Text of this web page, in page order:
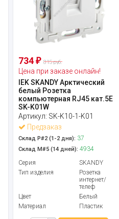
734₽ 815 руб.
Цена при заказе онлайн!
IEK SKANDY Арктический
белый Розетка
компьютерная RJ45 кат.5E
SK-K01W
Артикул: SK-K10-1-K01
Предзаказ
Склад Р#2 (1-2 дня): 37
Склад М#5 (14 дней): 4934
Серия
SKANDY
Тип изделия
Розетка
интернет/
телеф
Цвет
Белый
Материал
Пластик